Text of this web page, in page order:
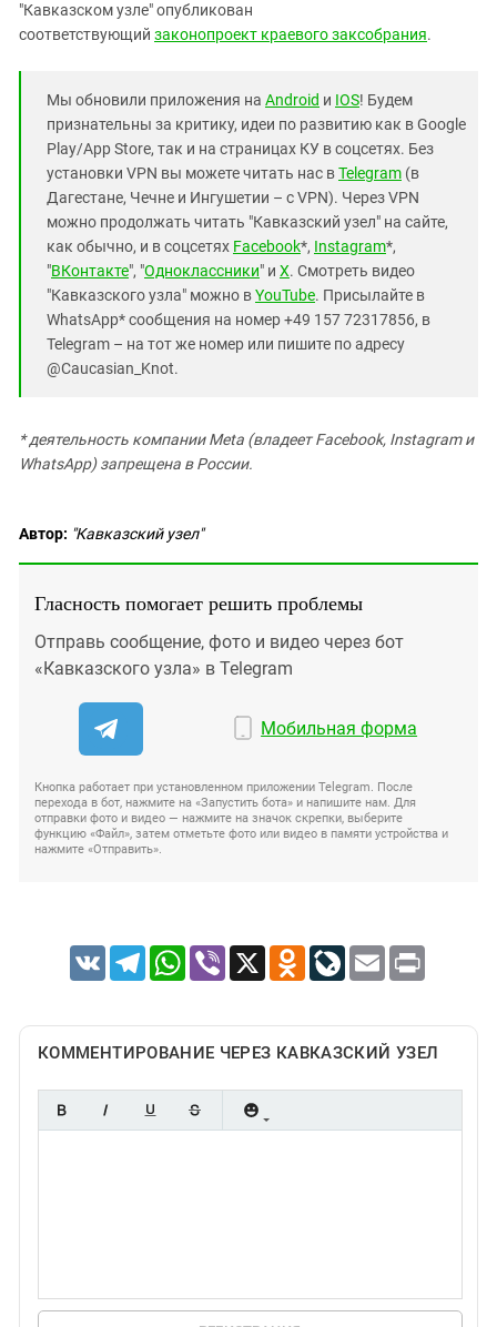
"Кавказском узле" опубликован
соответствующий законопроект краевого заксобрания.
Мы обновили приложения на Android и IOS! Будем
признательны за критику, идеи по развитию как в Google
Play/App Store, так и на страницах КУ в соцсетях. Без
установки VPN вы можете читать нас вTelegram (в
Дагестане, Чечне и Ингушетии – с VPN). Через VPN
можно продолжать читать "Кавказский узел" на сайте,
как обычно, и в соцсетях Facebook*, Instagram*,
"ВКонтакте", "Одноклассники" и X. Смотреть видео
"Кавказского узла" можно вYouTube. Присылайте в
WhatsApp* сообщения на номер +49 157 72317856, в
Telegram – на тот же номер или пишите по адресу
@Caucasian_Knot.
* деятельность компании Meta (владеет Facebook, Instagram и
WhatsApp) запрещена в России.
Автор: "Кавказский узел"
Гласность помогает решить проблемы
Отправь сообщение, фото и видео через бот
«Кавказского узла» в Telegram
Мобильная форма
Кнопка работает при установленном приложении Telegram. После
перехода в бот, нажмите на «Запустить бота» и напишите нам. Для
отправки фото и видео — нажмите на значок скрепки, выберите
функцию «Файл», затем отметьте фото или видео в памяти устройства и
нажмите «Отправить».
VK TelegramWhatsApp
Viber X Odnoklassniki
LiveJournal
Email Print
КОММЕНТИРОВАНИЕ ЧЕРЕЗ КАВКАЗСКИЙ УЗЕЛ